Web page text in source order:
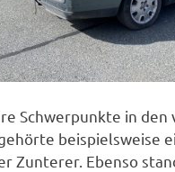
Schwerpunkte in den
beispielsweise
Zunterer. Ebenso